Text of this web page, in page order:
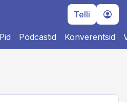
Telli
Podcastid Konverentsid